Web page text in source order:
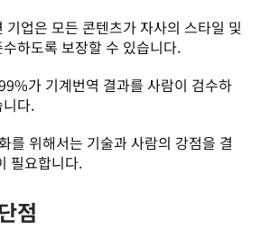
업은 모든 콘텐츠가 자사의 스타일 및
하도록 보장할 수 있습니다.
가 기계번역 결과를 사람이 검수하
다.
를 위해서는 기술과 사람의 강점을 결
필요합니다.
점